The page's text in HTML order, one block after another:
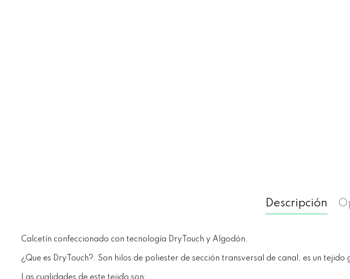
Descripción
Calcetín confeccionado con tecnología DryTouch y Algodón.
¿Que es DryTouch?. Son hilos de poliester de sección transversal de canal, es un